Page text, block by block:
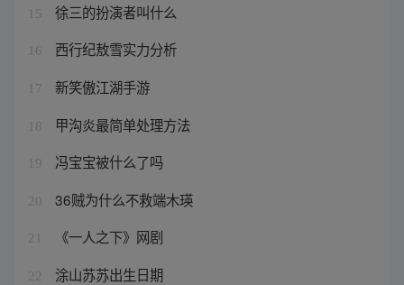
15 徐三的扮演者叫什么
16 西行纪敖雪实力分析
17 新笑傲江湖手游
18 甲沟炎最简单处理方法
19 冯宝宝被什么了吗
20 36贼为什么不救端木瑛
21 《一人之下》网剧
22 涂山苏苏出生日期